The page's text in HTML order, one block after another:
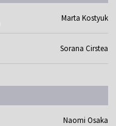
Marta Kostyuk
Sorana Cirstea
Naomi Osaka